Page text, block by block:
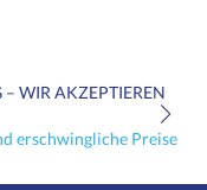
WIR AKZEPTIEREN
erschwingliche Preise